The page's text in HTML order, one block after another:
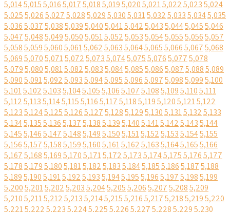
5,0145,0155,0165,0175,0185,0195,0205,0215,0225,0235,024
5,0255,0265,0275,0285,0295,0305,0315,0325,0335,0345,035
5,0365,0375,0385,0395,0405,0415,0425,0435,0445,0455,046
5,0475,0485,0495,0505,0515,0525,0535,0545,0555,0565,057
5,0585,0595,0605,0615,0625,0635,0645,0655,0665,0675,068
5,0695,0705,0715,0725,0735,0745,0755,0765,0775,078
5,0795,0805,0815,0825,0835,0845,0855,0865,0875,0885,089
5,0905,0915,0925,0935,0945,0955,0965,0975,0985,0995,100
5,1015,1025,1035,1045,1055,1065,1075,1085,1095,1105,111
5,1125,1135,1145,1155,1165,1175,1185,1195,1205,1215,122
5,1235,1245,1255,1265,1275,1285,1295,1305,1315,1325,133
5,1345,1355,1365,1375,1385,1395,1405,1415,1425,1435,144
5,1455,1465,1475,1485,1495,1505,1515,1525,1535,1545,155
5,1565,1575,1585,1595,1605,1615,1625,1635,1645,1655,166
5,1675,1685,1695,1705,1715,1725,1735,1745,1755,1765,177
5,1785,1795,1805,1815,1825,1835,1845,1855,1865,1875,188
5,1895,1905,1915,1925,1935,1945,1955,1965,1975,1985,199
5,2005,2015,2025,2035,2045,2055,2065,2075,2085,209
5,2105,2115,2125,2135,2145,2155,2165,2175,2185,2195,220
5,2215,2225,2235,2245,2255,2265,2275,2285,2295,230